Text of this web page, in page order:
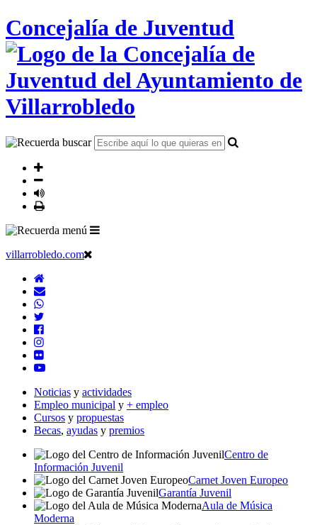
Concejalía de Juventud
villarrobledo.com
Noticias y actividades
Empleo municipal y + empleo
Cursos y propuestas
Becas, ayudas y premios
Centro de
Información Juvenil
Carnet Joven Europeo
Garantía Juvenil
Aula de Música
Moderna